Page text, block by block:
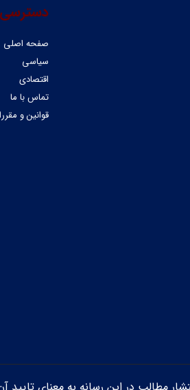
صفحه اصلی
سیاسی
اقتصادی
تماس با ما
قوانین و